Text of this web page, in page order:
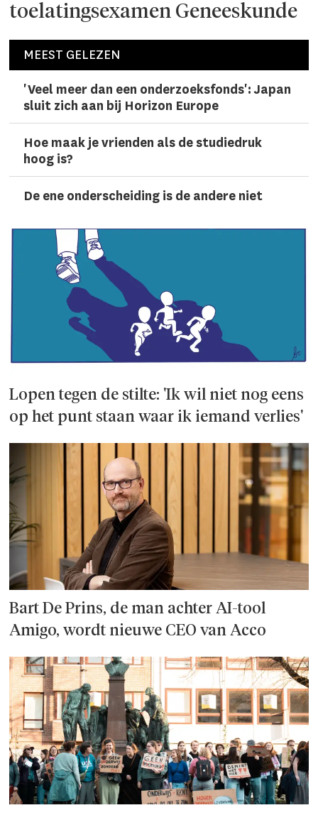
toelatingsexamen Geneeskunde
MEEST GELEZEN
'Veel meer dan een onderzoeks­fonds': Japan
sluit zich aan bij Horizon Europe
Hoe maak je vrienden als de studiedruk
hoog is?
De ene onderscheiding is de andere niet
Lopen tegen de stilte: 'Ik wil niet nog eens
op het punt staan waar ik iemand verlies'
Bart De Prins, de man achter AI-tool
Amigo, wordt nieuwe CEO van Acco